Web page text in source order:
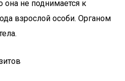
не поднимается к
взрослой особи. Органом